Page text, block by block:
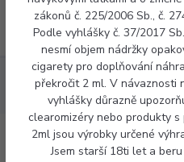
zákonů č. 225/2006 Sb., č.
Podle vyhlášky č. 37/2017
nesmí objem nádržky
cigarety pro doplňování
překročit 2 ml. V návaznosti
vyhlášky důrazně
clearomizéry nebo produkty
2ml jsou výrobky určené
Jsem starší 18ti let a
Náplně Tabákové
Dreamix - Směs